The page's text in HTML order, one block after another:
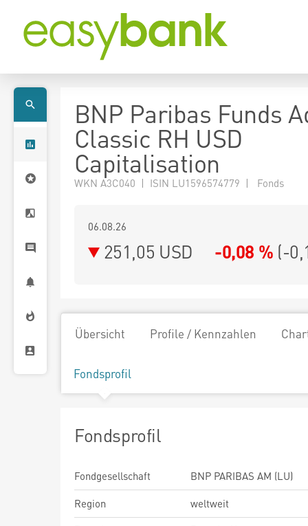
BNP Paribas Funds
Classic RH USD
Capitalisation
WKN A3C040 | ISIN LU1596574779 | Fonds
06.08.26
251,05 USD -0,08 % (-
Übersicht Profile / Kennzahlen
Fondsprofil
Fondsprofil
Fondgesellschaft
BNP PARIBAS AM (LU)
Region
weltweit